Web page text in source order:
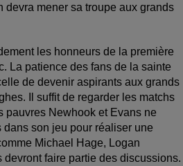
mener sa troupe aux grands
les honneurs de la première
La patience des fans de la sainte
de devenir aspirants aux grands
Il suffit de regarder les matchs
pauvres Newhook et Evans ne
son jeu pour réaliser une
Michael Hage, Logan
faire partie des discussions.